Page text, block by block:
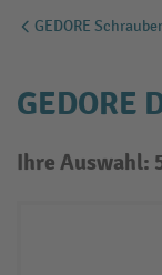
GEDORE
GEDORE
Ihre Auswahl: